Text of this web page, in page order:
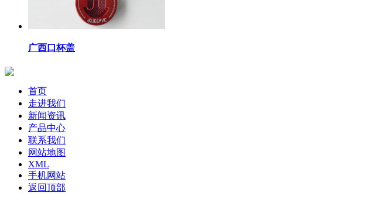
广西口杯盖
首页
走进我们
新闻资讯
产品中心
联系我们
网站地图
XML
手机网站
返回顶部